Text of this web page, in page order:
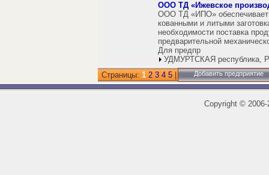
ООО ТД «Ижевское
ООО ТД «ИПО» обеспечивает
кованными и литыми
необходимости поставка
предварительной
Для предпр
УДМУРТСКАЯ республика,
Страницы: 1 2 3 4 5 Добавить предприятие
Copyright ©